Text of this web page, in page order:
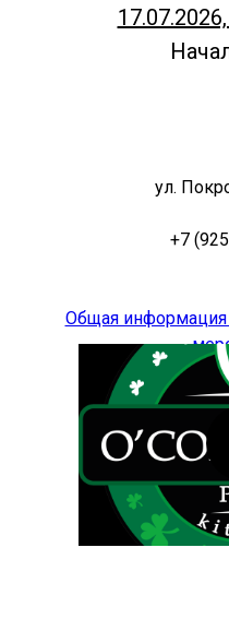
17.07.2026,
ул.
+7
Общая информация